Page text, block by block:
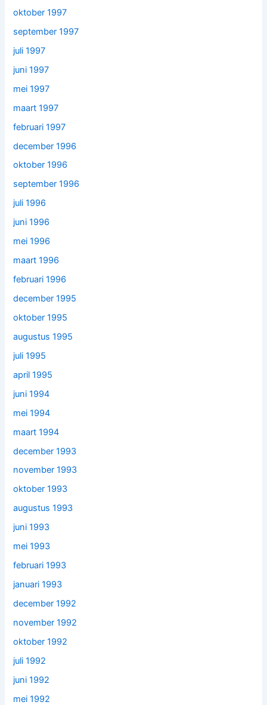
oktober 1997
september 1997
juli 1997
juni 1997
mei 1997
maart 1997
februari 1997
december 1996
oktober 1996
september 1996
juli 1996
juni 1996
mei 1996
maart 1996
februari 1996
december 1995
oktober 1995
augustus 1995
juli 1995
april 1995
juni 1994
mei 1994
maart 1994
december 1993
november 1993
oktober 1993
augustus 1993
juni 1993
mei 1993
februari 1993
januari 1993
december 1992
november 1992
oktober 1992
juli 1992
juni 1992
mei 1992